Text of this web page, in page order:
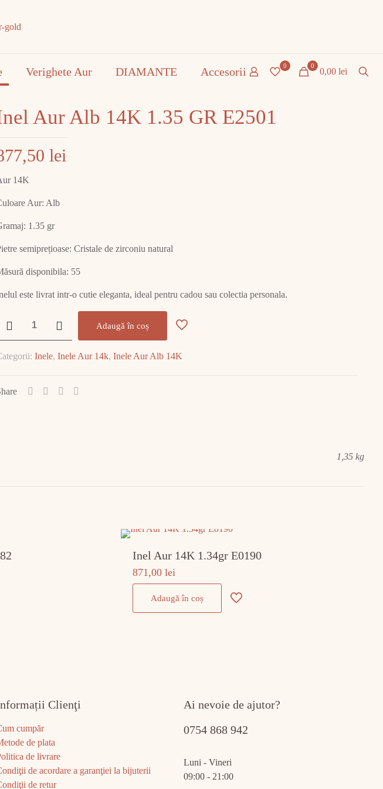
Verighete Aur DIAMANTE Accesorii 0 0
0,00 lei
Aur Alb 14K 1.35 GR E2501
lei
14K
Aur: Alb
1.35 gr
semiprețioase: Cristale de zirconiu natural
disponibila: 55
este livrat intr-o cutie eleganta, ideal pentru cadou sau colectia personala.
Inel
Adaugă în coș
Inele, Inele Aur 14k, Inele Aur Alb 14K
1,35 kg
Inel Aur 14K 1.34gr E0190
871,00lei
Adaugă în coș
Clienţi
cumpăr
de plata
de livrare
de acordare a garanţiei la bijuterii
de retur
Ai nevoie de ajutor?
0754 868 942
Luni - Vineri
09:00 - 21:00